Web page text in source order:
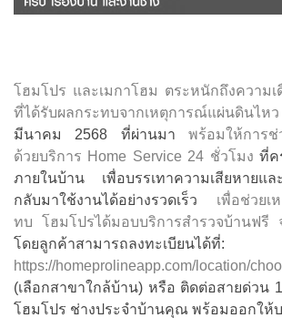
โฮมโปร และเมกาโฮม ตระหนักถึงความ
ที่ได้รับผลกระทบจากเหตุการณ์แผ่นดินไหว
มีนาคม 2568 ที่ผ่านมา พร้อมให้การช่
ด้วยบริการ Home Service 24 ชั่วโมง ที่ค
ภายในบ้าน เพื่อบรรเทาความเสียหายแ
กลับมาใช้งานได้อย่างรวดเร็ว เพื่อช่วยเ
ทบ โฮมโปรได้มอบบริการสำรวจบ้านฟ
โดยลูกค้าสามารถลงทะเบีย
https://homeprolineapp.com/location/
(เลือกสาขาใกล้บ้าน) หรือ ติดต่อสายด่วน
โฮมโปร ช่างประจำบ้านคุณ พร้อมออกให้